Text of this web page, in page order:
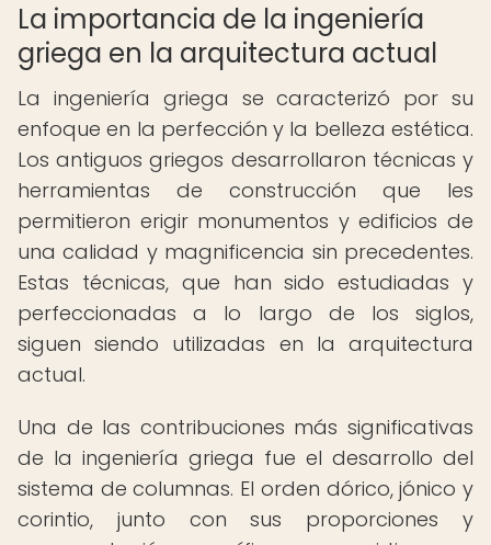
La importancia de la ingeniería
griega en la arquitectura actual
La ingeniería griega se caracterizó por su
enfoque en la perfección y la belleza estética.
Los antiguos griegos desarrollaron técnicas y
herramientas de construcción que les
permitieron erigir monumentos y edificios de
una calidad y magnificencia sin precedentes.
Estas técnicas, que han sido estudiadas y
perfeccionadas a lo largo de los siglos,
siguen siendo utilizadas en la arquitectura
actual.
Una de las contribuciones más significativas
de la ingeniería griega fue el desarrollo del
sistema de columnas. El orden dórico, jónico y
corintio, junto con sus proporciones y